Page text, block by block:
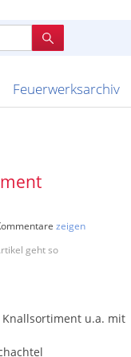
Schachteln und
Streich- und
Sammlertreffen
Feuerwerksarchiv
Argento Feuerwerk
Bothmer
Versanddienste
geht so
zeigen
u.a. mit